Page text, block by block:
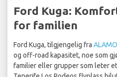
Ford Kuga:
for familien
Ford Kuga, tilgjengelig fra ALAMO
og off-road kapasitet, noe som
familier eller grupper som leter